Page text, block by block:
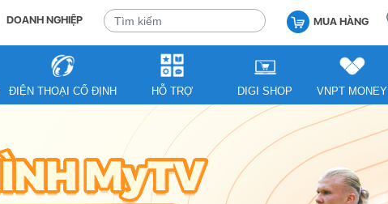
DOANH NGHIỆP MUA HÀNG
ĐIỆN THOẠI CỐ ĐỊNH HỖ TRỢ DIGI SHOP VNPT MONEY